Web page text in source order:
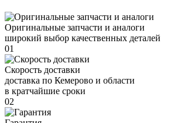
Оригинальные запчасти и аналоги
широкий выбор качественных деталей
01
Скорость доставки
доставка по Кемерово и области
в кратчайшие сроки
02